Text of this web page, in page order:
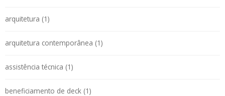
arquitetura (1)
arquitetura contemporânea (1)
assistência técnica (1)
beneficiamento de deck (1)